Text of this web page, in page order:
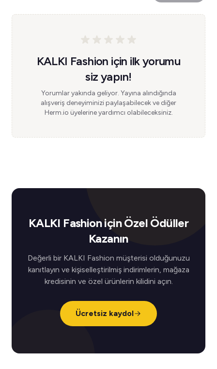
KALKI Fashion için ilk yorumu
siz yapın!
Yorumlar yakında geliyor. Yayına alındığında
alışveriş deneyiminizi paylaşabilecek ve diğer
Herm.io üyelerine yardımcı olabileceksiniz.
KALKI Fashion için Özel Ödüller
Kazanın
Değerli bir KALKI Fashion müşterisi olduğunuzu
kanıtlayın ve kişiselleştirilmiş indirimlerin, mağaza
kredisinin ve özel ürünlerin kilidini açın.
Ücretsiz kaydol